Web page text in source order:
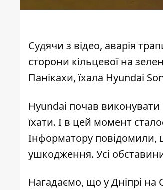
Судячи з відео, аварія
сторони кільцевої на
Панікахи, їхала Hyundai
Hyundai почав
їхати. І в цей момент
Інформатору повідомили,
ушкодження. Усі
Нагадаємо, що у Дніпрі на